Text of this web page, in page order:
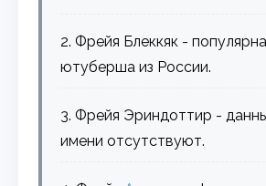
2. Фрейя Блеккяк -
ютуберша из России.
3. Фрейя Эриндоттир -
имени отсутствуют.